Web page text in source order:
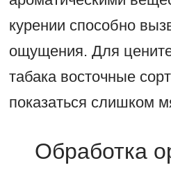
курении способно
ощущения. Для
табака восточные
показаться слишком
Обработка